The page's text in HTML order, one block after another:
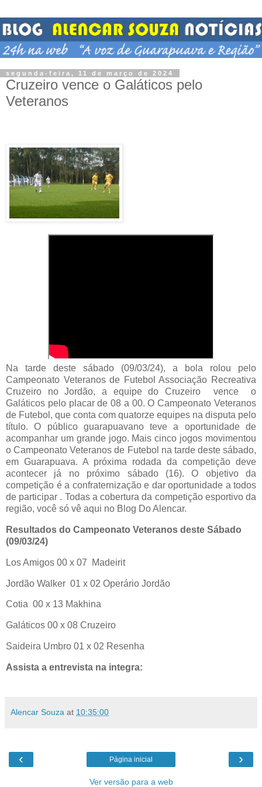
segunda-feira, 11 de março de 2024
Cruzeiro vence o Galáticos pelo
Veteranos
Na tarde deste sábado (09/03/24), a bola rolou pelo
Campeonato Veteranos de Futebol Associação Recreativa
Cruzeiro no Jordão, a equipe do Cruzeiro vence o
Galáticos pelo placar de 08 a 00. O Campeonato Veteranos
de Futebol, que conta com quatorze equipes na disputa pelo
título. O público guarapuavano teve a oportunidade de
acompanhar um grande jogo. Mais cinco jogos movimentou
o Campeonato Veteranos de Futebol na tarde deste sábado,
em Guarapuava. A próxima rodada da competição deve
acontecer já no próximo sábado (16). O objetivo da
competição é a confraternização e dar oportunidade a todos
de participar . Todas a cobertura da competição esportivo da
região, você só vê aqui no Blog Do Alencar.
Resultados do Campeonato Veteranos deste Sábado
(09/03/24)
Los Amigos 00 x 07 Madeirit
Jordão Walker 01 x 02 Operário Jordão
Cotia 00 x 13 Makhina
Galáticos 00 x 08 Cruzeiro
Saideira Umbro 01 x 02 Resenha
Assista a entrevista na integra:
Alencar Souza at 10:35:00
‹ ›
Página inicial
Ver versão para a web